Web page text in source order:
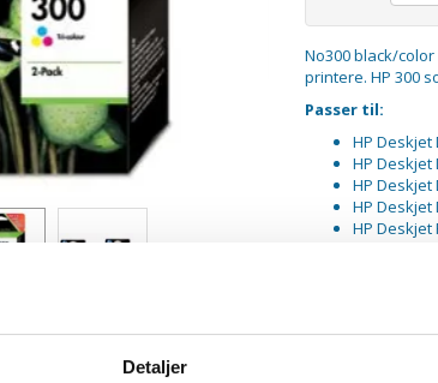
Detaljer
No300 black/color
printere. HP 300
Passer til:
HP Deskjet
HP Deskjet
HP Deskjet
HP Deskjet
HP Deskjet
HP Deskjet